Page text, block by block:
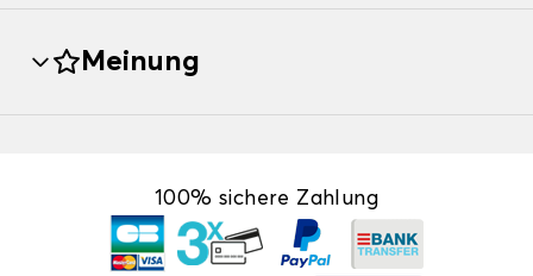
Meinung
100% sichere Zahlung